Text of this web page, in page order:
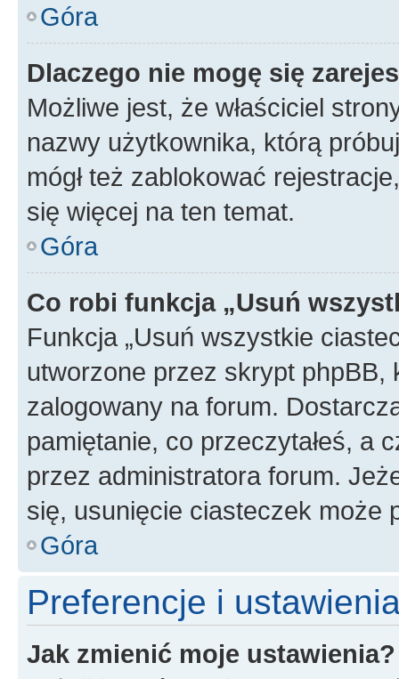
Góra
Dlaczego nie mogę się
Możliwe jest, że właściciel
nazwy użytkownika, którą
mógł też zablokować
się więcej na ten temat.
Góra
Co robi funkcja „Usuń
Funkcja „Usuń wszystkie
utworzone przez skrypt
zalogowany na forum.
pamiętanie, co przeczytałeś, a
przez administratora forum.
się, usunięcie ciasteczek może
Góra
Preferencje i
Jak zmienić moje ustawienia?